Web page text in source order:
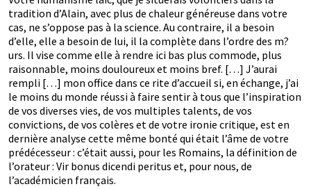
tradition d’Alain, avec plus de chaleur généreuse dans votre
cas, ne s’oppose pas à la science. Au contraire, il a besoin
d’elle, elle a besoin de lui, il la complète dans l’ordre des m?
urs. Il vise comme elle à rendre ici bas plus commode, plus
raisonnable, moins douloureux et moins bref. […] J’aurai
rempli […] mon office dans ce rite d’accueil si, en échange, j’ai
le moins du monde réussi à faire sentir à tous que l’inspiration
de vos diverses vies, de vos multiples talents, de vos
convictions, de vos colères et de votre ironie critique, est en
dernière analyse cette même bonté qui était l’âme de votre
prédécesseur : c’était aussi, pour les Romains, la définition de
l’orateur : Vir bonus dicendi peritus et, pour nous, de
l’académicien français.